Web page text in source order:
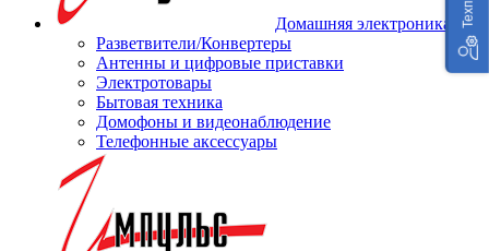
Домашняя электроника
Разветвители/Конвертеры
Антенны и цифровые приставки
Электротовары
Бытовая техника
Домофоны и видеонаблюдение
Телефонные аксессуары